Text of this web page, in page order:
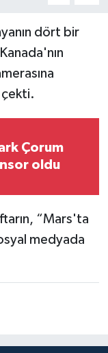
dört bir
çekti.
Çorum
oldu
“Mars'ta
medyada